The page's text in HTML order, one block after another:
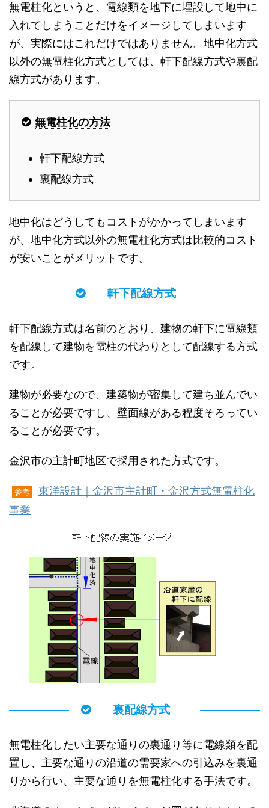
無電柱化というと、電線類を地下に埋設して地中に
入れてしまうことだけをイメージしてしまいます
が、実際にはこれだけではありません。地中化方式
以外の無電柱化方式としては、軒下配線方式や裏配
線方式があります。
無電柱化の方法
軒下配線方式
裏配線方式
地中化はどうしてもコストがかかってしまいます
が、地中化方式以外の無電柱化方式は比較的コスト
が安いことがメリットです。
軒下配線方式
軒下配線方式は名前のとおり、建物の軒下に電線類
を配線して建物を電柱の代わりとして配線する方式
です。
建物が必要なので、建築物が密集して建ち並んでい
ることが必要ですし、壁面線がある程度そろってい
ることが必要です。
金沢市の主計町地区で採用された方式です。
参考
東洋設計｜金沢市主計町・金沢方式無電柱化
事業
裏配線方式
無電柱化したい主要な通りの裏通り等に電線類を配
置し、主要な通りの沿道の需要家への引込みを裏通
りから行い、主要な通りを無電柱化する手法です。